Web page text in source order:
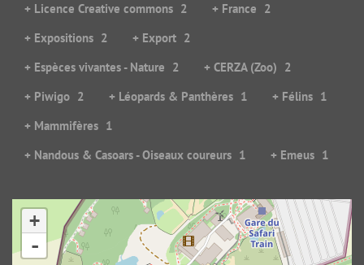
+ Licence Creative commons 2 + France 2
+ Expositions 2 + Export 2
+ Espèces vivantes - Nature 2 + CERZA (Zoo) 2
+ Piwigo 2 + Léopards & Panthères 1 + Félins 1
+ Mammifères 1
+ Nandous & Casoars - Oiseaux coureurs 1 + Emeus 1
+
-
Panthère pensive
198598 visites